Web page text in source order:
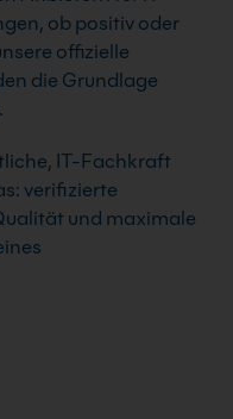
ob positiv oder
offizielle
die Grundlage
IT-Fachkraft
verifizierte
und maximale